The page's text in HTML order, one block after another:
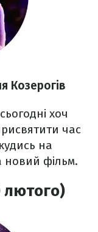
Козерогів
хоч
час
на
новий фільм.
лютого)